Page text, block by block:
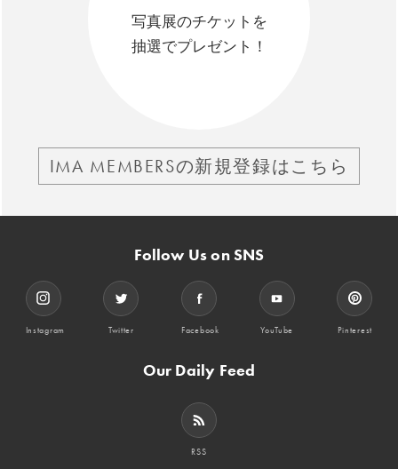
写真展のチケットを
抽選でプレゼント！
IMA MEMBERSの新規登録はこちら
Follow Us on SNS
Instagram Twitter Facebook YouTube Pinterest
Our Daily Feed
RSS